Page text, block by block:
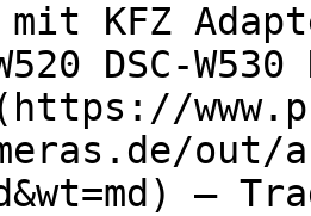
mit KFZ
DSC-W530
out/
—